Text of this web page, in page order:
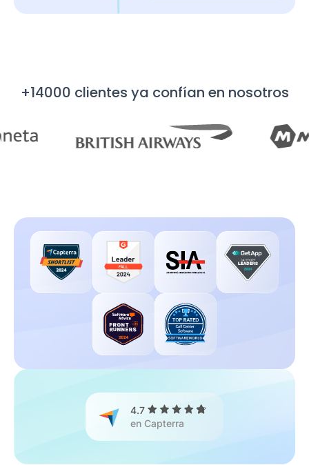
+14000 clientes ya confían en nosotros
4.7
en Capterra